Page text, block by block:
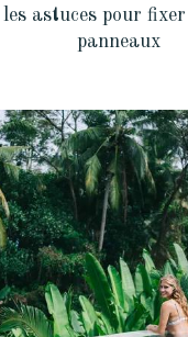
astuces pour
panneaux